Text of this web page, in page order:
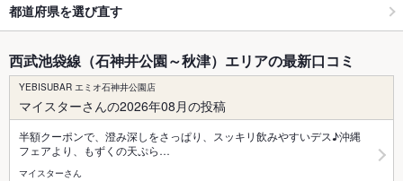
都道府県を選び直す
西武池袋線（石神井公園～秋津）エリアの最新口コミ
YEBISUBAR エミオ石神井公園店
マイスターさんの2026年08月の投稿
半額クーポンで、澄み深しをさっぱり、スッキリ飲みやすいデス♪沖縄
フェアより、もずくの天ぷら…
マイスターさん